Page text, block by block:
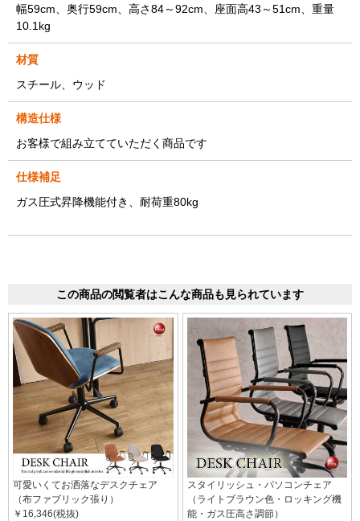
幅59cm、奥行59cm、高さ84～92cm、座面高43～51cm、重量
10.1kg
材質
スチール、ウッド
構造仕様
お客様で組み立てていただく商品です
仕様補足
ガス圧式昇降機能付き、耐荷重80kg
この商品の閲覧者はこんな商品も見られています
可愛いくてお洒落なデスクチェア
（布ファブリック張り）
￥16,346(税抜)
スタイリッシュ・パソコンチェア
（ライトブラウン色・ロッキング機
能・ガス圧高さ調節）